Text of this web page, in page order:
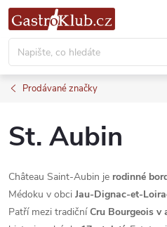
Přejít
na
obsah
Prodávané značky
St. Aubin
Château Saint-Aubin je rodinné
Médoku v obci Jau-Dignac-et-
Patří mezi tradičníCru Bourgeois v